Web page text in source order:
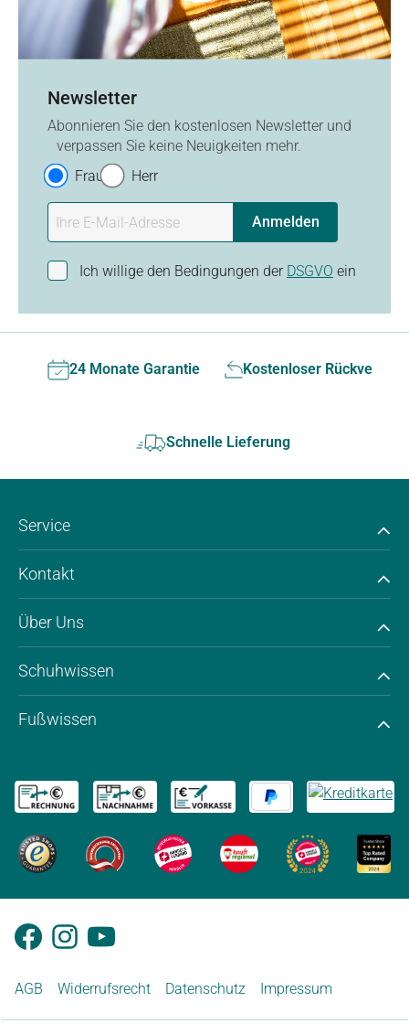
Newsletter
Abonnieren Sie den kostenlosen Newsletter und
verpassen Sie keine Neuigkeiten mehr.
Frau
Herr
Anmelden
Ich willige den Bedingungen der DSGVO ein
24 Monate Garantie Kostenloser Rückversand
Schnelle Lieferung
Service
Kontakt
Über Uns
Schuhwissen
Fußwissen
AGB Widerrufsrecht Datenschutz Impressum